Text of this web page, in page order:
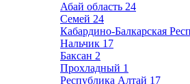
Абай область 24
Семей 24
Кабардино-Балкарская
Нальчик 17
Баксан 2
Прохладный 1
Республика Алтай 17